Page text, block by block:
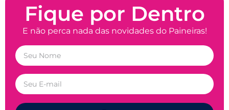
Fique por Dentro
E não perca nada das novidades do Paineiras!